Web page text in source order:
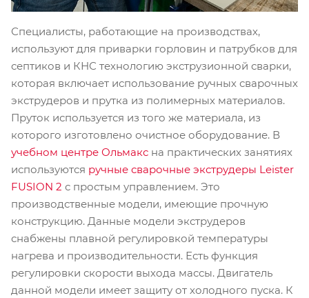
Специалисты, работающие на производствах,
используют для приварки горловин и патрубков для
септиков и КНС технологию экструзионной сварки,
которая включает использование ручных сварочных
экструдеров и прутка из полимерных материалов.
Пруток используется из того же материала, из
которого изготовлено очистное оборудование. В
учебном центре Ольмакс на практических занятиях
используются ручные сварочные экструдеры Leister
FUSION 2 с простым управлением. Это
производственные модели, имеющие прочную
конструкцию. Данные модели экструдеров
снабжены плавной регулировкой температуры
нагрева и производительности. Есть функция
регулировки скорости выхода массы. Двигатель
данной модели имеет защиту от холодного пуска. К